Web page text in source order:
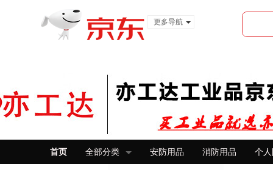
更多导航
首页 全部分类 安防用品 消防用品 个